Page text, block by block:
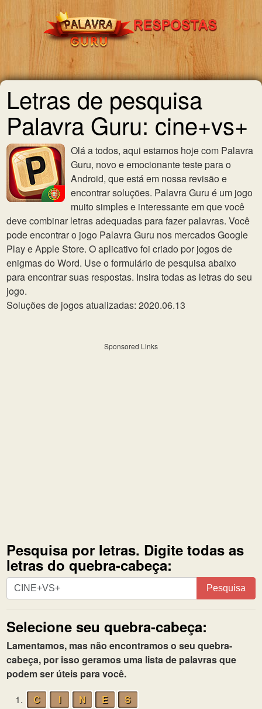
Letras de pesquisa
Palavra Guru: cine+vs+
Olá a todos, aqui estamos hoje com Palavra
Guru, novo e emocionante teste para o
Android, que está em nossa revisão e
encontrar soluções. Palavra Guru é um jogo
muito simples e interessante em que você
deve combinar letras adequadas para fazer palavras. Você
pode encontrar o jogo Palavra Guru nos mercados Google
Play e Apple Store. O aplicativo foi criado por jogos de
enigmas do Word. Use o formulário de pesquisa abaixo
para encontrar suas respostas. Insira todas as letras do seu
jogo.
Soluções de jogos atualizadas: 2020.06.13
Sponsored Links
Pesquisa por letras. Digite todas as
letras do quebra-cabeça:
Pesquisa
por
letras.
Digite
todas
as
letras
do
quebra-
Pesquisa
Selecione seu quebra-cabeça:
Lamentamos, mas não encontramos o seu quebra-
cabeça, por isso geramos uma lista de palavras que
podem ser úteis para você.
1.
C I N E
S